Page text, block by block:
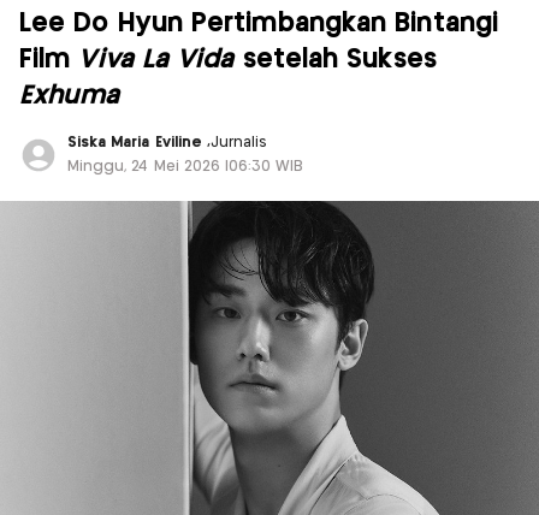
Lee Do Hyun Pertimbangkan Bintangi
Film Viva La Vidasetelah Sukses
Exhuma
Siska Maria Eviline ,Jurnalis
Minggu, 24 Mei 2026 |06:30 WIB